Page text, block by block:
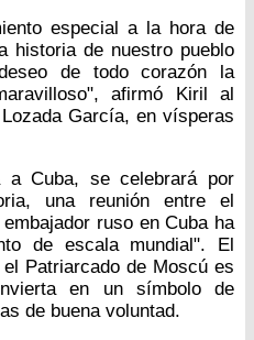
especial a la hora de
historia de nuestro pueblo
de todo corazón la
afirmó Kiril al
García, en vísperas
Cuba, se celebrará por
una reunión entre el
ruso en Cuba ha
de escala mundial". El
Patriarcado de Moscú es
en un símbolo de
de buena voluntad.